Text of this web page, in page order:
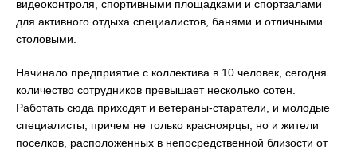
видеоконтроля, спортивными площадками и спортзалами
для активного отдыха специалистов, банями и отличными
столовыми.
Начинало предприятие с коллектива в 10 человек, сегодня
количество сотрудников превышает несколько сотен.
Работать сюда приходят и ветераны-старатели, и молодые
специалисты, причем не только красноярцы, но и жители
поселков, расположенных в непосредственной близости от